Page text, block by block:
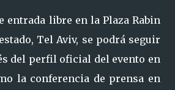
entrada libre en la Plaza Rabin
Tel Aviv, se podrá seguir
del perfil oficial del evento en
la conferencia de prensa en